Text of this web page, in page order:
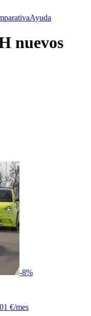
Ayuda
nuevos
-8%
€/mes